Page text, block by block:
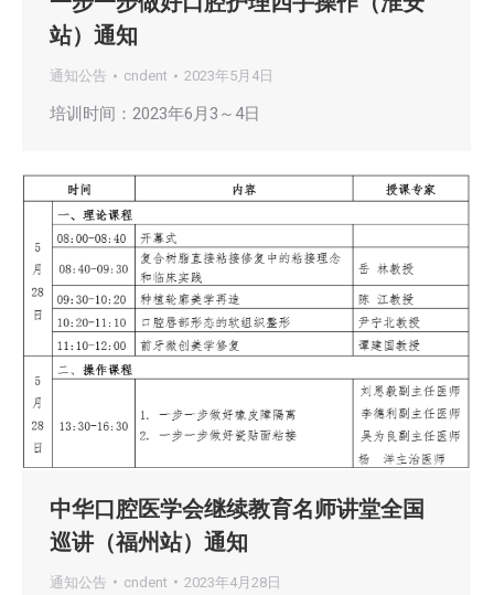
站）通知
通知公告 cndent 2023年5月4日
培训时间：2023年6月3～4日
中华口腔医学会继续教育名师讲堂全国
巡讲（福州站）通知
通知公告 cndent 2023年4月28日